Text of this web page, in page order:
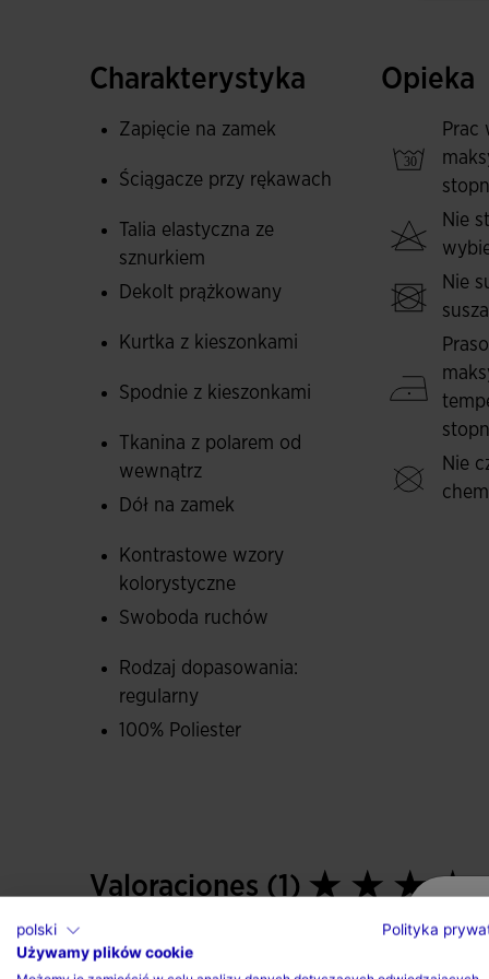
Spodnie maja elastyczny pas regulowany
pilkarz moze wygodnie przechowywac i
klucze, bez obaw o ich zgubienie. Posiadaja
ubieranie i zdejmowanie. Design jest gladki, z
kolorystycznym po bokach.
Dres uszyty jest z miekkiego, wygodnego
maja wewnetrzne podszycie typu fleece -
ciala pilkarza. Wszystko to przy zachowaniu
Logo Joma wyszywane na obu elementach.
Charakterystyka
Zapięcie na zamek
Ściągacze przy rękawach
Talia elastyczna ze
sznurkiem
Dekolt prążkowany
Kurtka z kieszonkami
Spodnie z kieszonkami
Tkanina z polarem od
wewnątrz
Dół na zamek
Kontrastowe wzory
kolorystyczne
Swoboda ruchów
Rodzaj dopasowania:
regularny
100% Poliester
Opieka
Prac
Nie
Nie
Nie
Valoraciones (1)
polski
Polityka
Używamy plików cookie